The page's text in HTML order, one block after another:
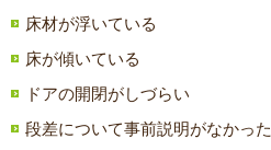
床材が浮いている
床が傾いている
ドアの開閉がしづらい
段差について事前説明がなかった